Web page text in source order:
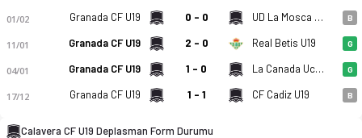
01/02 Granada CF U19 0 - 0 UD La Mosca U19 B
11/01 Granada CF U19 2 - 0 Real Betis U19 G
04/01 Granada CF U19 1 - 0 La Canada Ucd Atletico U19 G
17/12 Granada CF U19 1 - 1 CF Cadiz U19 B
Calavera CF U19 Deplasman Form Durumu